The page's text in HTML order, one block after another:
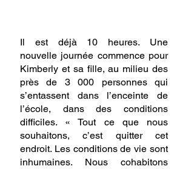
Il est déjà 10 heures. Une
nouvelle journée commence pour
Kimberly et sa fille, au milieu des
près de 3 000 personnes qui
s’entassent dans l’enceinte de
l’école, dans des conditions
difficiles. « Tout ce que nous
souhaitons, c’est quitter cet
endroit. Les conditions de vie sont
inhumaines. Nous cohabitons